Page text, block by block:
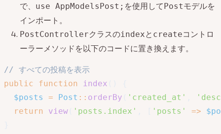
で、
use AppModelsPost; を使用してPostモデルを
インポート。
PostControllerクラスのindexと createコントロ
ーラーメソッドを以下のコードに置き換えます。
// すべての投稿を表示
public
function index
$posts
= Post :: orderBy 'created_at'
return
view 'posts.index' 'posts' =>